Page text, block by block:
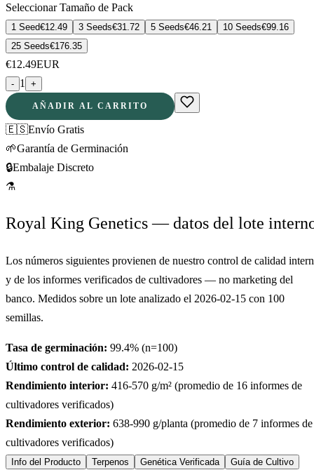
Seleccionar Tamaño de Pack
1 Seed€12.49 3 Seeds€31.72 5 Seeds€46.21 10 Seeds€99.16
25 Seeds€176.35
€12.49EUR
- 1 +
AÑADIR AL CARRITO
🇪🇸Envío Gratis
🌱Garantía de Germinación
🔒Embalaje Discreto
⚗
Royal King Genetics — datos del lote
Los números siguientes provienen de nuestro control de calidad
y de los informes verificados de cultivadores — no marketing del
banco. Medidos sobre un lote analizado el 2026-02-15 con 100
semillas.
Tasa de germinación: 99.4% (n=100)
Último control de calidad: 2026-02-15
Rendimiento interior: 416-570 g/m² (promedio de 16 informes de
cultivadores verificados)
Rendimiento exterior: 638-990 g/planta (promedio de 7 informes de
cultivadores verificados)
Info del Producto Terpenos Genética Verificada Guía de Cultivo